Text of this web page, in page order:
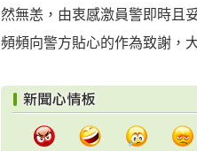
然無恙，由衷感激員警即時且
頻頻向警方貼心的作為致謝，